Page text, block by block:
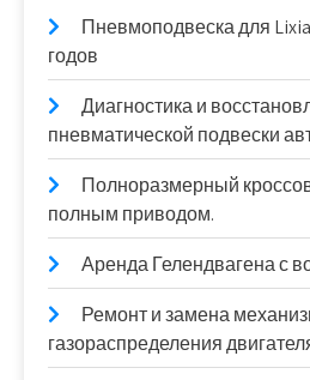
Пневмоподвеска для
годов
Диагностика и
пневматической подвески
Полноразмерный
полным приводом.
Аренда Гелендвагена с
Ремонт и замена
газораспределения